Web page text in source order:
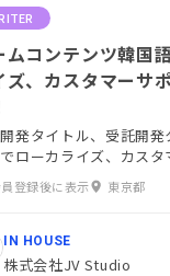
ムコンテンツ韓国
ズ、カスタマーサ
発タイトル、受託開
ローカライズ、カスタ
登録後に表示 東京都
IN HOUSE
株式会社JV Studio